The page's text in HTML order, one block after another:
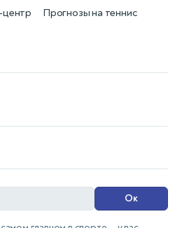
Прогнозы на теннис
Ок